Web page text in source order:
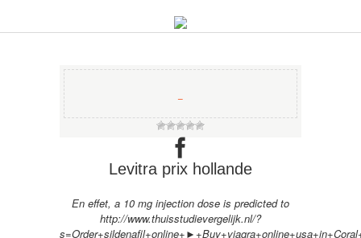
−
Levitra prix hollande
En effet, a 10 mg injection dose is predicted to
http://www.thuisstudievergelijk.nl/?